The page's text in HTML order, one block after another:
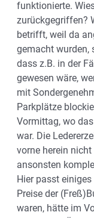
funktionierte.
zurückgegriffen?
betrifft, weil da
gemacht wurden,
dass z.B. in der
gewesen wäre,
mit
Parkplätze
Vormittag, wo
war. Die
vorne herein
ansonsten
Hier passt
Preise der
waren, hätte im